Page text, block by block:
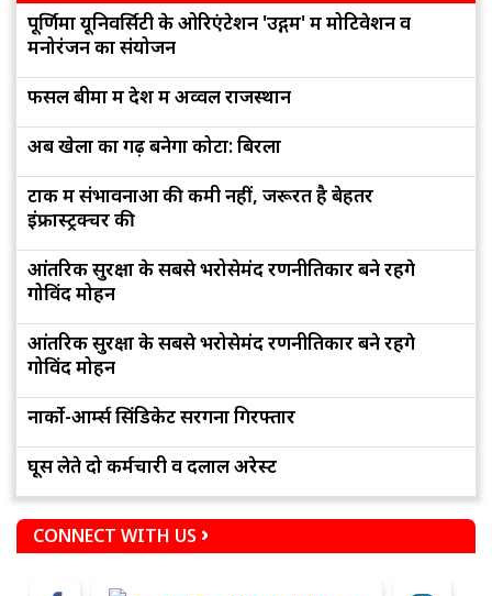
पूर्णिमा यूनिवर्सिटी के ओरिएंटेशन 'उद्गम' में मोटिवेशन व
मनोरंजन का संयोजन
फसल बीमा में देश में अव्वल राजस्थान
अब खेलों का गढ़ बनेगा कोटा: बिरला
टोंक में संभावनाओं की कमी नहीं, जरूरत है बेहतर
इंफ्रास्ट्रक्चर की
आंतरिक सुरक्षा के सबसे भरोसेमंद रणनीतिकार बने रहेंगे
गोविंद मोहन
आंतरिक सुरक्षा के सबसे भरोसेमंद रणनीतिकार बने रहेंगे
गोविंद मोहन
नार्को-आर्म्स सिंडिकेट सरगना गिरफ्तार
घूस लेते दो कर्मचारी व दलाल अरेस्ट
CONNECT WITH US